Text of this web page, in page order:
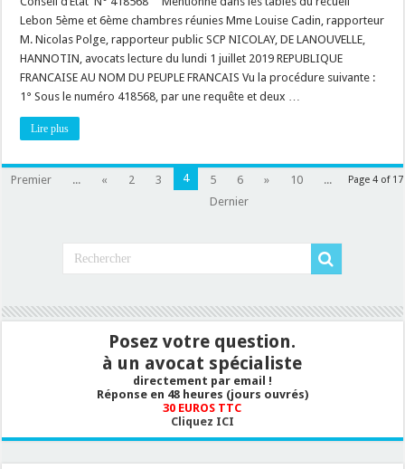
quelles
sont
les
conditions
qu’une
commune
quota
Lebon 5ème et 6ème chambres réunies Mme Louise Cadin, rapporteur
M. Nicolas Polge, rapporteur public SCP NICOLAY, DE LANOUVELLE,
HANNOTIN, avocats lecture du lundi 1 juillet 2019 REPUBLIQUE
FRANCAISE AU NOM DU PEUPLE FRANCAIS Vu la procédure suivante :
1° Sous le numéro 418568, par une requête et deux …
Lire plus
Page 4 of 17
Premier ... « 2 3 4 5 6 » 10
...
Dernier
Posez votre question.
à un avocat spécialiste
directement par email !
Réponse en 48 heures (jours ouvrés)
30 EUROS TTC
Cliquez ICI